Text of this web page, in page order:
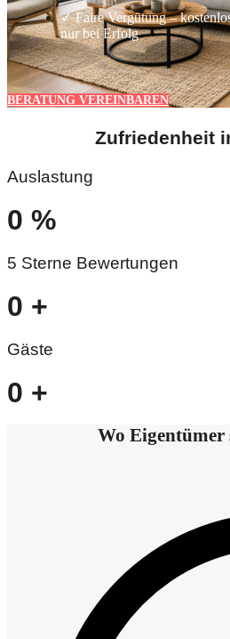
✓ Faire Vergütung –
nur bei Erfolg
BERATUNG VEREINBAREN
Zufriedenheit
Auslastung
0 %
5 Sterne Bewertungen
0 +
Gäste
0 +
Wo Eigentümer